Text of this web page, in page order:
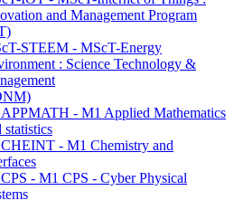
and Management Program
STEEM - MScT-Energy
: Science Technology &
- M1 Applied Mathematics
statistics
- M1 Chemistry and
- M1 CPS - Cyber Physical